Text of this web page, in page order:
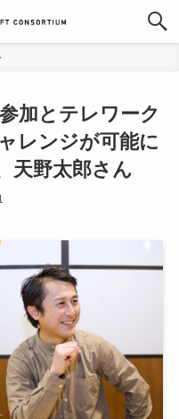
加とテレワーク
レンジが可能に
天野太郎さん